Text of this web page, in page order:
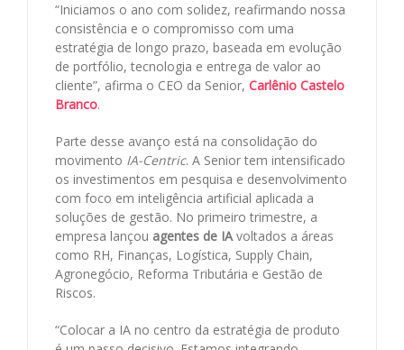
“Iniciamos o ano com solidez, reafirmando nossa
consistência e o compromisso com uma
estratégia de longo prazo, baseada em evolução
de portfólio, tecnologia e entrega de valor ao
cliente”, afirma o CEO da Senior, Carlênio Castelo
Branco.
Parte desse avanço está na consolidação do
movimento IA-Centric. A Senior tem intensificado
os investimentos em pesquisa e desenvolvimento
com foco em inteligência artificial aplicada a
soluções de gestão. No primeiro trimestre, a
empresa lançou agentes de IAvoltados a áreas
como RH, Finanças, Logística, Supply Chain,
Agronegócio, Reforma Tributária e Gestão de
Riscos.
“Colocar a IA no centro da estratégia de produto